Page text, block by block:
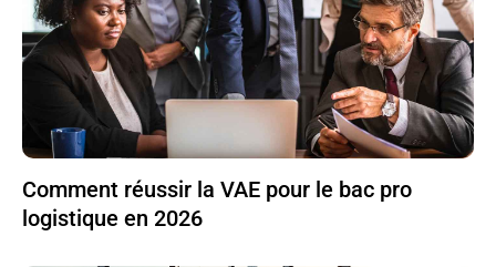
Comment réussir la VAE pour le bac pro
logistique en 2026